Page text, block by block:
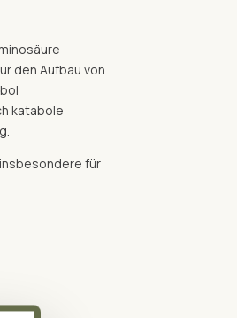
den Aufbau von
katabole
für